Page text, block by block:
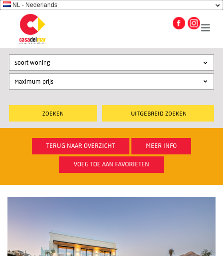
NL - Nederlands
UITGEBREID ZOEKEN
Soort woning
TERUG NAAR OVERZICHT MEER INFO
VOEG TOE AAN FAVORIETEN